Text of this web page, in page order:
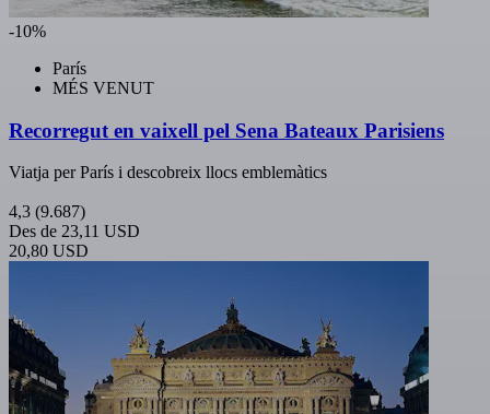
-10%
París
MÉS VENUT
Recorregut en vaixell pel Sena Bateaux Parisiens
Viatja per París i descobreix llocs emblemàtics
4,3 (9.687)
Des de 23,11 USD
20,80 USD